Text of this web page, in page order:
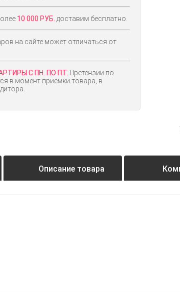
10 000 РУБ. доставим бесплатно.
на сайте может отличаться от
С ПН. ПО ПТ. Претензии по
в момент приемки товара, в
Описание товара